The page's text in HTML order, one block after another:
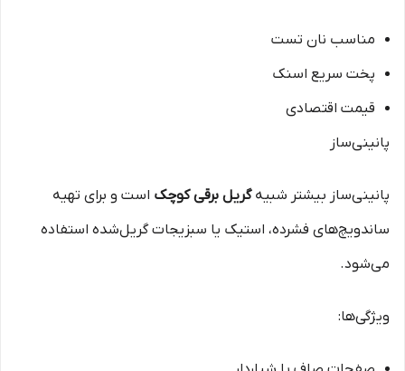
مناسب نان تست
پخت سریع اسنک
قیمت اقتصادی
پانینی‌ساز
پانینی‌ساز بیشتر شبیهگریل برقی کوچک است و برای تهیه
ساندویچ‌های فشرده، استیک یا سبزیجات گریل‌شده استفاده
می‌شود.
ویژگی‌ها: